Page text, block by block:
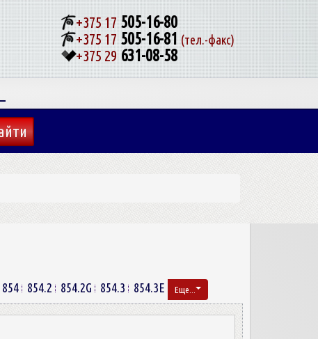
+375 17505-16-80
+375 17 505-16-81 (тел.-факс)
+375 29 631-08-58
854 854.2 854.2G 854.3 854.3E Еще...